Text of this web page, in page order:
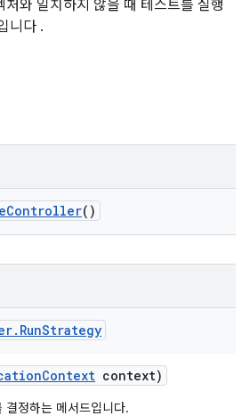
와 일치하지 않을 때 테스트를 실행
니다 .
Controller()
. RunStrategy
Context context)
결정하는 메서드입니다.